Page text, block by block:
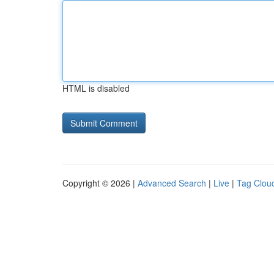
HTML is disabled
Copyright © 2026 | Advanced Search | Live | Tag